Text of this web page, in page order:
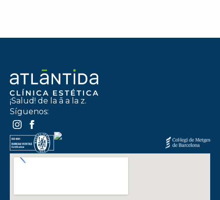
¡Salud! de la ā a la z.
Síguenos: